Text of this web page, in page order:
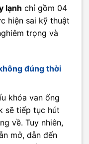
lạnh chỉ gồm 04
hiện sai kỹ thuật
trọng và
đúng thời
khóa van ống
sẽ tiếp tục hút
về. Tuy nhiên,
mở, dẫn đến